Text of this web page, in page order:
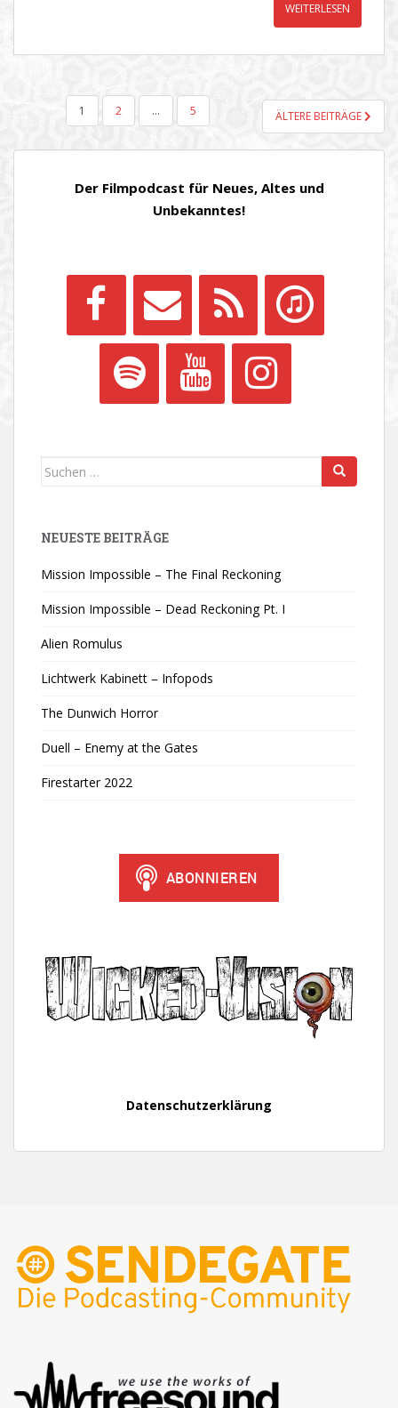
WEITERLESEN
SEITENNUMMERIERUNG
BEITRÄGE
1 2 … 5 ÄLTERE BEITRÄGE
Der Filmpodcast für Neues, Altes und
Unbekanntes!
Suchen
NEUESTE BEITRÄGE
Mission Impossible – The Final Reckoning
Mission Impossible – Dead Reckoning Pt. I
Alien Romulus
Lichtwerk Kabinett – Infopods
The Dunwich Horror
Duell – Enemy at the Gates
Firestarter 2022
Datenschutzerklärung